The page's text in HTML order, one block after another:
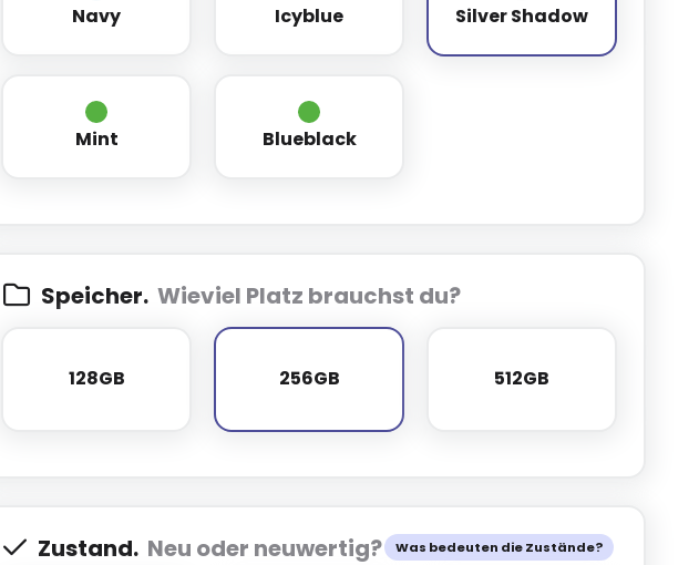
Navy
Navy Icyblue
Icyblue Silver Shadow
Silver Shadow
Mint
Mint Blueblack
Blueblack
Speicher. Wieviel Platz brauchst du?
128GB
128GB 256GB
256GB 512GB
512GB
Was bedeuten die Zustände?
Zustand. Neu oder neuwertig?